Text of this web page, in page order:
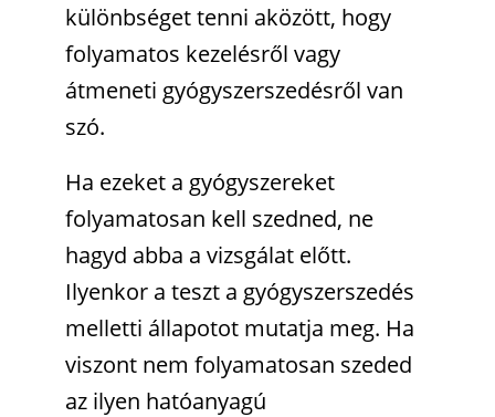
különbséget tenni aközött, hogy
folyamatos kezelésről vagy
átmeneti gyógyszerszedésről van
szó.
Ha ezeket a gyógyszereket
folyamatosan kell szedned, ne
hagyd abba a vizsgálat előtt.
Ilyenkor a teszt a gyógyszerszedés
melletti állapotot mutatja meg. Ha
viszont nem folyamatosan szeded
az ilyen hatóanyagú